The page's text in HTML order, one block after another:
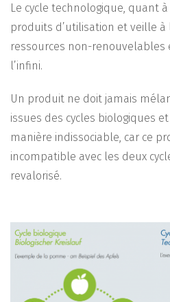
Le cycle technologique, quant
produits d’utilisation et veille
ressources non-renouvelables
l’infini.
Un produit ne doit jamais
issues des cycles biologiques
manière indissociable, car ce
incompatible avec les deux
revalorisé.